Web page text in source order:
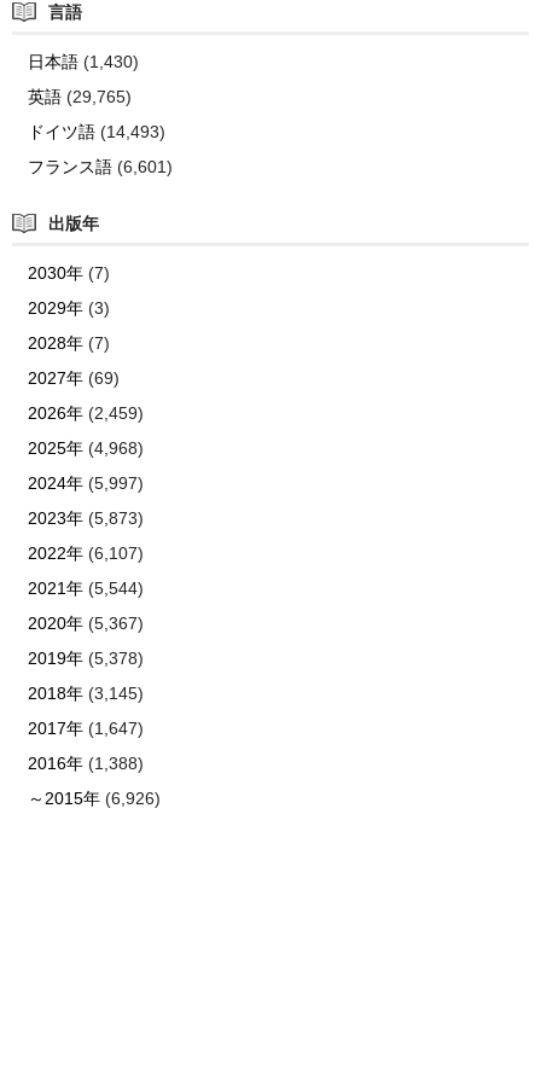
言語
日本語(1,430)
英語(29,765)
ドイツ語(14,493)
フランス語(6,601)
出版年
2030年(7)
2029年(3)
2028年(7)
2027年(69)
2026年(2,459)
2025年(4,968)
2024年(5,997)
2023年(5,873)
2022年(6,107)
2021年(5,544)
2020年(5,367)
2019年(5,378)
2018年(3,145)
2017年(1,647)
2016年(1,388)
～2015年(6,926)